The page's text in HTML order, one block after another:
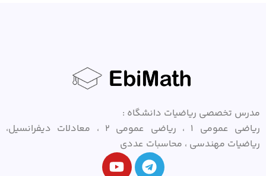
مدرس تخصصی ریاضیات دانشگاه :
ریاضی عمومی ۱ ، ریاضی عمومی ۲ ، معادلات دیفرانسیل،
ریاضیات مهندسی ، محاسبات عددی